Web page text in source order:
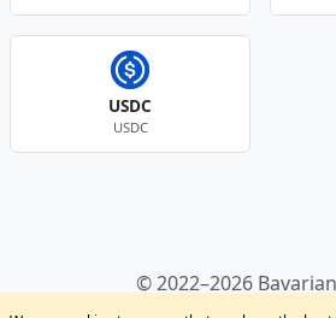
USDC
USDC
© 2022–2026